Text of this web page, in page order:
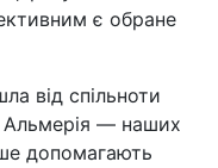
є обране
від спільноти
Альмерія — наших
допомагають